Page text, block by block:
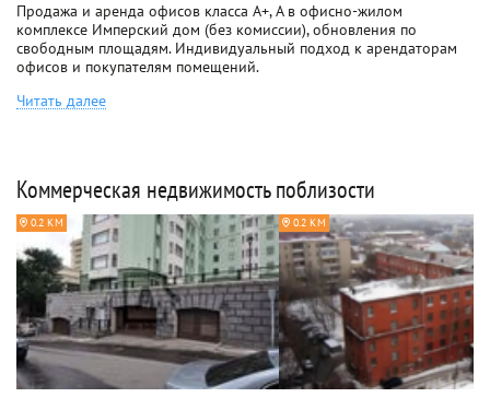
Продажа и аренда офисов класса A+, A в офисно-жилом
комплексе Имперский дом (без комиссии), обновления по
свободным площадям. Индивидуальный подход к арендаторам
офисов и покупателям помещений.
Читать далее
Коммерческая недвижимость поблизости
0.2 КМ 0.2 КМ